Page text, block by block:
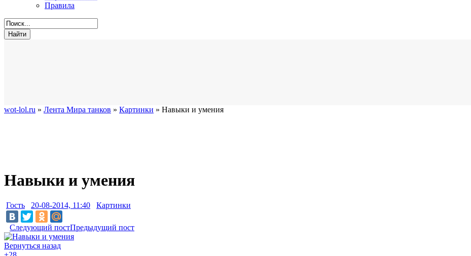
Правила
wot-lol.ru » Лента Мира танков » Картинки » Навыки и умения
Навыки и умения
Гость 20-08-2014, 11:40 Картинки
Следующий постПредыдущий пост
Вернуться назад